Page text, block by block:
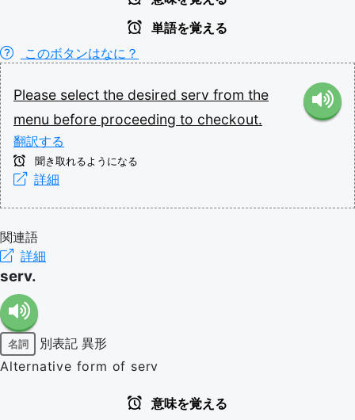
単語を覚える
このボタンはなに？
Please select the desired serv from the
menu before proceeding to checkout.
翻訳する
聞き取れるようになる
詳細
関連語
詳細
serv.
名詞 別表記 異形
Alternative form of serv
意味を覚える